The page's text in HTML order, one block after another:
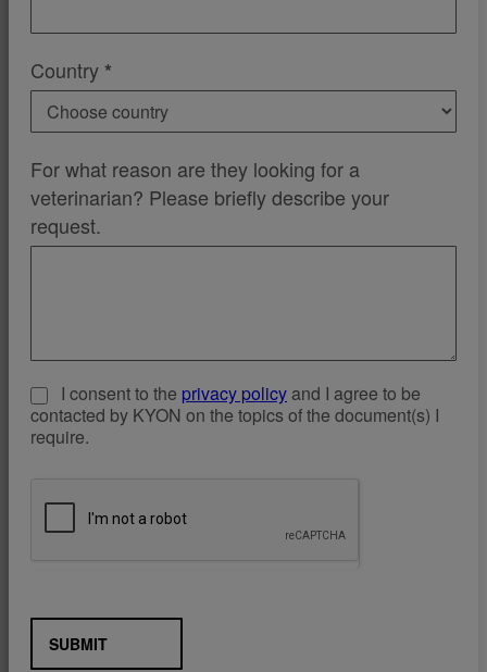
Country*
For what reason are they looking for a
veterinarian? Please briefly describe your
request.
I consent to the privacy policy and I agree to be
contacted by KYON on the topics of the document(s) I
require.
SUBMIT